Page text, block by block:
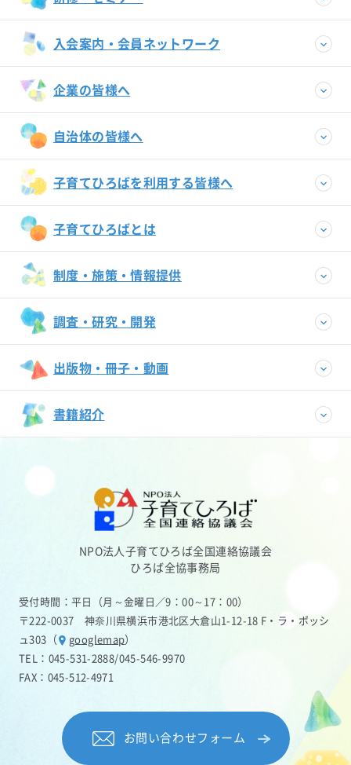
入会案内・会員ネットワーク
企業の皆様へ
自治体の皆様へ
子育てひろばを利用する皆様へ
子育てひろばとは
制度・施策・情報提供
調査・研究・開発
出版物・冊子・動画
書籍紹介
NPO法人子育てひろば全国連絡協議会
ひろば全協事務局
受付時間：平日（月～金曜日／9：00～17：00）
〒222-0037 神奈川県横浜市港北区大倉山1-12-18 F・ラ・ポッシ
ュ303（
googlemap）
TEL： 045-531-2888/045-546-9970
FAX：045-512-4971
お問い合わせフォーム